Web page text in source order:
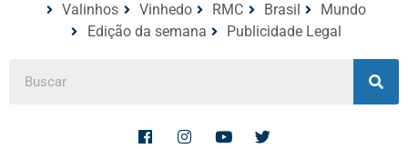
Valinhos Vinhedo RMC Brasil
Mundo
Edição da semana
Publicidade Legal